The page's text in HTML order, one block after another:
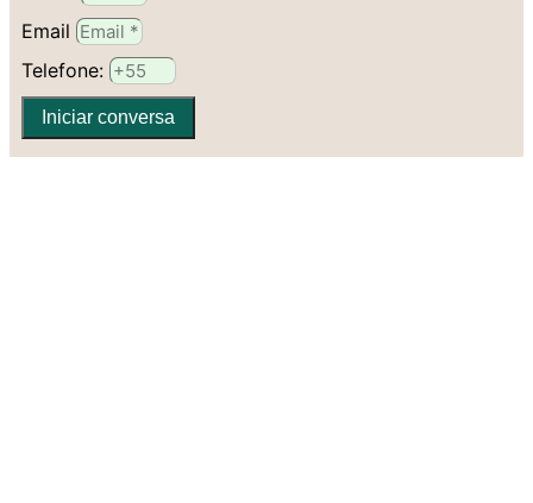
Email
Telefone:
Iniciar conversa